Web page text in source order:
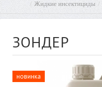
Жидкие инсектициды
ЗОНДЕР
новинка